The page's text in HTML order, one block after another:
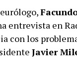
entrevista en
con los
Javier